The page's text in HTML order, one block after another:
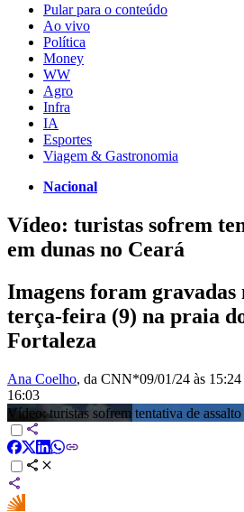
Pular para o conteúdo
Ao vivo
Política
Money
WW
Agro
Infra
IA
Esportes
Viagem & Gastronomia
Nacional
Vídeo: turistas sofrem
em dunas no Ceará
Imagens foram gravadas
terça-feira (9) na praia
Fortaleza
Ana Coelho, da CNN*09/01/24 às 15:24
16:03
Vídeo: turistas sofrem tentativa de